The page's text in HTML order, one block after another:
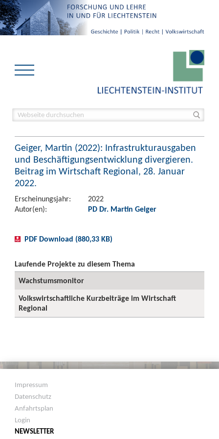
Geiger, Martin (2022): Infrastrukturausgaben
und Beschäftigungsentwicklung divergieren.
Beitrag im Wirtschaft Regional, 28. Januar
2022.
Erscheinungsjahr:
2022
Autor(en):
PD Dr. Martin Geiger
PDF Download (880,33 KB)
Laufende Projekte zu diesem Thema
Wachstumsmonitor
Volkswirtschaftliche Kurzbeiträge im Wirtschaft
Regional
Impressum
Datenschutz
Anfahrtsplan
Login
NEWSLETTER